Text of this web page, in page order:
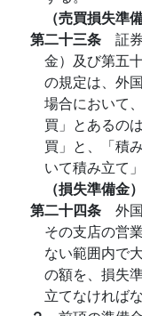
（売買損失準
第二十三条 証
金）及び第五
の規定は、外
場合において
買」とあるの
買」と、「積
いて積み立て
（損失準備金）
第二十四条 外
その支店の営
ない範囲内で
の額を、損失
立てなければ